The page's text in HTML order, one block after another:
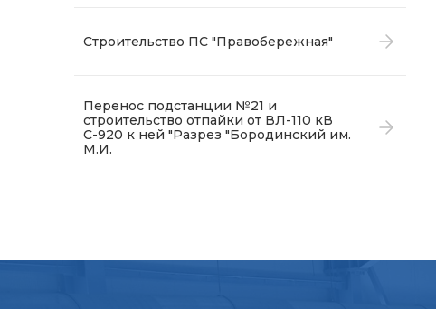
Строительство ПС "Правобережная"
Перенос подстанции №21 и
строительство отпайки от ВЛ-110 кВ
С-920 к ней "Разрез "Бородинский им.
М.И.